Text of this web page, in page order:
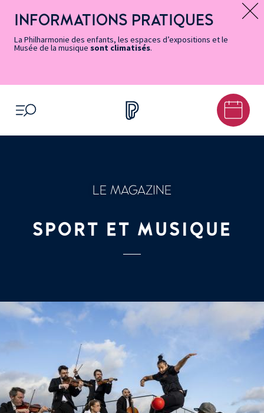
page
Accessibilité
accès
rapides
principal
contenu
principal
page
Message d’information
INFORMATIONS PRATIQUES
La Philharmonie des enfants, les espaces d’expositions et le
Musée de la musique sont climatisés.
OUVRIR LE MENU
LE MAGAZINE
SPORT ET MUSIQUE